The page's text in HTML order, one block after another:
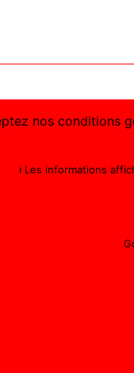
nos conditions
ℹ️ Les informations